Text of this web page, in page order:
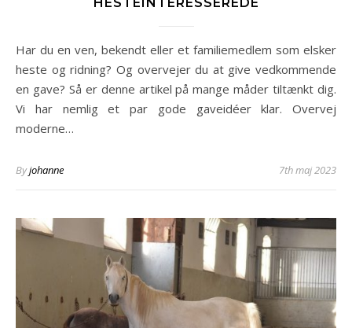
HESTEINTERESSEREDE
Har du en ven, bekendt eller et familiemedlem som elsker
heste og ridning? Og overvejer du at give vedkommende
en gave? Så er denne artikel på mange måder tiltænkt dig.
Vi har nemlig et par gode gaveidéer klar. Overvej
moderne…
Byjohanne 7th maj 2023